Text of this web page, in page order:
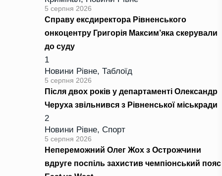
5 серпня 2026
Справу ексдиректора Рівненського
онкоцентру Григорія Максим’яка скерували
до суду
1
Новини Рівне, Таблоїд
5 серпня 2026
Після двох років у департаменті Олександр
Черуха звільнився з Рівненської міськради
2
Новини Рівне, Спорт
5 серпня 2026
Непереможний Олег Жох з Острожчини
вдруге поспіль захистив чемпіонський пояс